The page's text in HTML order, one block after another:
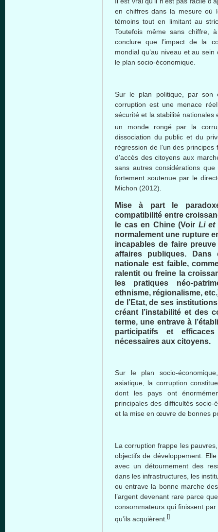
en chiffres dans la mesure où
témoins tout en limitant au
Toutefois même sans chiffre,
conclure que l’impact de la
mondial qu’au niveau et au
le plan socio-économique.
Sur le plan politique, par son
corruption est une menace
sécurité et la stabilité nationales
un monde rongé par la
dissociation du public et du
régression de l'un des
d'accès des citoyens aux
sans autres considérations
fortement soutenue par le
Michon (2012).
Mise à part le
compatibilité entre
le cas en Chine (Voir Li et
normalement une rupture
incapables de faire
affaires publiques.
nationale est faible,
ralentit ou freine la
les pratiques néo-
ethnisme, régionalisme,
de l’Etat, de ses
créant l’instabilité et des
terme, une entrave à
participatifs et
nécessaires aux citoyens.
Sur le plan socio-
asiatique, la corruption
dont les pays ont
principales des difficultés socio-
et la mise en œuvre de bonnes
La corruption frappe les
objectifs de développement.
avec un détournement des
dans les infrastructures, les
ou entrave la bonne marche
l’argent devenant rare parce
consommateurs qui finissent
qu’ils acquièrent. []